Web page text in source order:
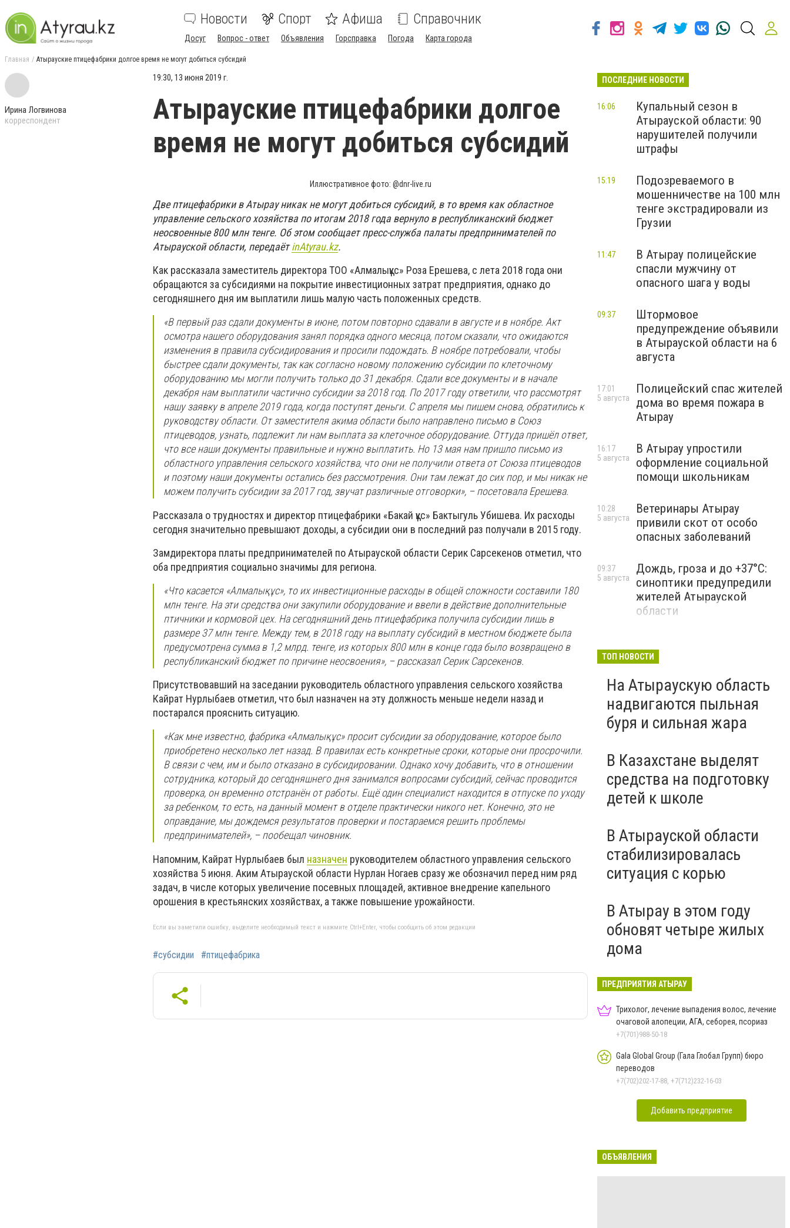
Новости Спорт Афиша Справочник
Досуг Вопрос - ответ Объявления Горсправка Погода Карта города
Главная Атырауские птицефабрики долгое время не могут добиться субсидий
Ирина Логвинова
корреспондент
19:30, 13 июня 2019 г.
Атырауские птицефабрики долгое
время не могут добиться субсидий
Иллюстративное фото: @dnr-live.ru
Две птицефабрики в Атырау никак не могут добиться субсидий, в то время как областное
управление сельского хозяйства по итогам 2018 года вернуло в республиканский бюджет
неосвоенные 800 млн тенге. Об этом сообщает пресс-служба палаты предпринимателей по
Атырауской области, передаётinAtyrau.kz.
Как рассказала заместитель директора ТОО «Алмалықұс» Роза Ерешева, с лета 2018 года они
обращаются за субсидиями на покрытие инвестиционных затрат предприятия, однако до
сегодняшнего дня им выплатили лишь малую часть положенных средств.
«В первый раз сдали документы в июне, потом повторно сдавали в августе и в ноябре. Акт
осмотра нашего оборудования занял порядка одного месяца, потом сказали, что ожидаются
изменения в правила субсидирования и просили подождать. В ноябре потребовали, чтобы
быстрее сдали документы, так как согласно новому положению субсидии по клеточному
оборудованию мы могли получить только до 31 декабря. Сдали все документы и в начале
декабря нам выплатили частично субсидии за 2018 год. По 2017 году ответили, что рассмотрят
нашу заявку в апреле 2019 года, когда поступят деньги. С апреля мы пишем снова, обратились к
руководству области. От заместителя акима области было направлено письмо в Союз
птицеводов, узнать, подлежит ли нам выплата за клеточное оборудование. Оттуда пришёл ответ,
что все наши документы правильные и нужно выплатить. Но 13 мая нам пришло письмо из
областного управления сельского хозяйства, что они не получили ответа от Союза птицеводов
и поэтому наши документы остались без рассмотрения. Они там лежат до сих пор, и мы никак не
можем получить субсидии за 2017 год, звучат различные отговорки», – посетовала Ерешева.
Рассказала о трудностях и директор птицефабрики «Бакай құс» Бактыгуль Убишева. Их расходы
сегодня значительно превышают доходы, а субсидии они в последний раз получали в 2015 году.
Замдиректора платы предпринимателей по Атырауской области Серик Сарсекенов отметил, что
оба предприятия социально значимы для региона.
«Что касается «Алмалықұс», то их инвестиционные расходы в общей сложности составили 180
млн тенге. На эти средства они закупили оборудование и ввели в действие дополнительные
птичники и кормовой цех. На сегодняшний день птицефабрика получила субсидии лишь в
размере 37 млн тенге. Между тем, в 2018 году на выплату субсидий в местном бюджете была
предусмотрена сумма в 1,2 млрд. тенге, из которых 800 млн в конце года было возвращено в
республиканский бюджет по причине неосвоения», – рассказал Серик Сарсекенов.
Присутствовавший на заседании руководитель областного управления сельского хозяйства
Кайрат Нурлыбаев отметил, что был назначен на эту должность меньше недели назад и
постарался прояснить ситуацию.
«Как мне известно, фабрика «Алмалықұс» просит субсидии за оборудование, которое было
приобретено несколько лет назад. В правилах есть конкретные сроки, которые они просрочили.
В связи с чем, им и было отказано в субсидировании. Однако хочу добавить, что в отношении
сотрудника, который до сегодняшнего дня занимался вопросами субсидий, сейчас проводится
проверка, он временно отстранён от работы. Ещё один специалист находится в отпуске по уходу
за ребенком, то есть, на данный момент в отделе практически никого нет. Конечно, это не
оправдание, мы дождемся результатов проверки и постараемся решить проблемы
предпринимателей», – пообещал чиновник.
Напомним, Кайрат Нурлыбаев был назначен руководителем областного управления сельского
хозяйства 5 июня. Аким Атырауской области Нурлан Ногаев сразу же обозначил перед ним ряд
задач, в числе которых увеличение посевных площадей, активное внедрение капельного
орошения в крестьянских хозяйствах, а также повышение урожайности.
Если вы заметили ошибку, выделите необходимый текст и нажмите Ctrl+Enter, чтобы сообщить об этом редакции
#субсидии #птицефабрика
ПОСЛЕДНИЕ НОВОСТИ
Купальный сезон в
Атырауской области: 90
нарушителей получили
штрафы
16:06
Подозреваемого в
мошенничестве на 100 млн
тенге экстрадировали из
Грузии
15:19
В Атырау полицейские
спасли мужчину от
опасного шага у воды
11:47
Штормовое
предупреждение объявили
в Атырауской области на 6
августа
09:37
Полицейский спас жителей
дома во время пожара в
Атырау
17:01
5 августа
В Атырау упростили
оформление социальной
помощи школьникам
16:17
5 августа
Ветеринары Атырау
привили скот от особо
опасных заболеваний
10:28
5 августа
Дождь, гроза и до +37°C:
синоптики предупредили
жителей Атырауской
области
09:37
5 августа
ТОП НОВОСТИ
На Атыраускую область
надвигаются пыльная
буря и сильная жара
В Казахстане выделят
средства на подготовку
детей к школе
В Атырауской области
стабилизировалась
ситуация с корью
В Атырау в этом году
обновят четыре жилых
дома
ПРЕДПРИЯТИЯ АТЫРАУ
Трихолог, лечение выпадения волос, лечение
очаговой алопеции, АГА, себорея, псориаз
+7(701)988-50-18
Gala Global Group (Гала Глобал Групп) бюро
переводов
+7(702)202-17-88, +7(712)232-16-03
Добавить предприятие
ОБЪЯВЛЕНИЯ